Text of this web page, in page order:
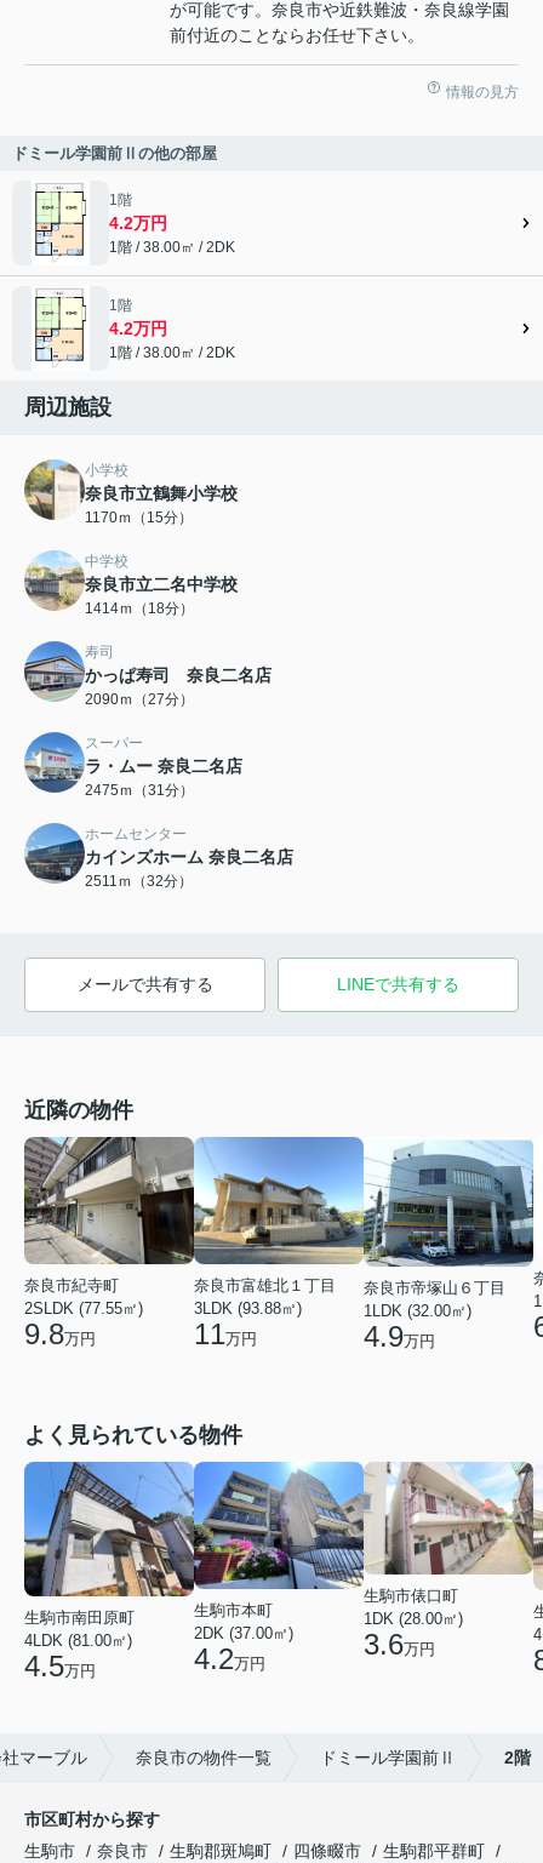
が可能です。奈良市や近鉄難波・奈良線学園
前付近のことならお任せ下さい。
情報の見方
ドミール学園前Ⅱの他の部屋
1階
4.2万円
1階 / 38.00㎡ / 2DK
1階
4.2万円
1階 / 38.00㎡ / 2DK
周辺施設
小学校
奈良市立鶴舞小学校
1170ｍ（15分）
中学校
奈良市立二名中学校
1414ｍ（18分）
寿司
かっぱ寿司 奈良二名店
2090ｍ（27分）
スーパー
ラ・ムー 奈良二名店
2475ｍ（31分）
ホームセンター
カインズホーム 奈良二名店
2511ｍ（32分）
メールで共有する LINEで共有する
近隣の物件
奈良市紀寺町
2SLDK (77.55㎡)
9.8万円
奈良市富雄北１丁目
3LDK (93.88㎡)
11万円
奈良市帝塚山６丁目
1LDK (32.00㎡)
4.9万円
よく見られている物件
生駒市南田原町
4LDK (81.00㎡)
4.5万円
生駒市本町
2DK (37.00㎡)
4.2万円
生駒市俵口町
1DK (28.00㎡)
3.6万円
マーブル 奈良市の物件一覧 ドミール学園前Ⅱ 2階
市区町村から探す
生駒市
奈良市 生駒郡斑鳩町 四條畷市
生駒郡平群町